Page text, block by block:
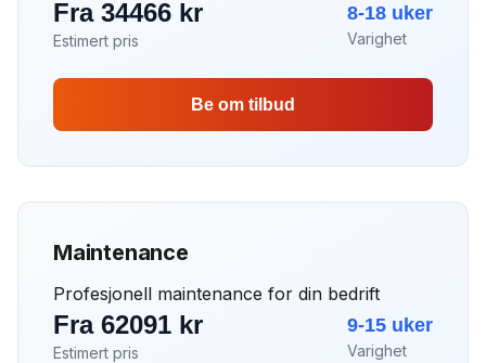
Fra 34466 kr
Estimert pris
8-18 uker
Varighet
Be om tilbud
Maintenance
Profesjonell maintenance for din bedrift
Fra 62091 kr
Estimert pris
9-15 uker
Varighet